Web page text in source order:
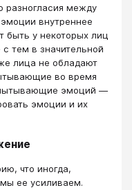
разногласия между
внутреннее
быть у некоторых лиц
тем в значительной
лица не обладают
во время
эмоций —
эмоции и их
что иногда,
ее усиливаем.